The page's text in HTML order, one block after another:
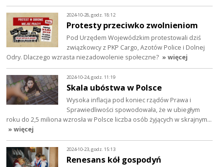
2024-10-28, godz. 18:12
Protesty przeciwko zwolnieniom
Pod Urzędem Wojewódzkim protestowali dziś
związkowcy z PKP Cargo, Azotów Police i Dolnej
Odry. Dlaczego wzrasta niezadowolenie społeczne? » więcej
2024-10-24, godz. 11:19
Skala ubóstwa w Polsce
Wysoka inflacja pod koniec rządów Prawa i
Sprawiedliwości spowodowała, że w ubiegłym
roku do 2,5 miliona wzrosła w Polsce liczba osób żyjących w skrajnym…
» więcej
2024-10-23, godz. 15:13
Renesans kół gospodyń